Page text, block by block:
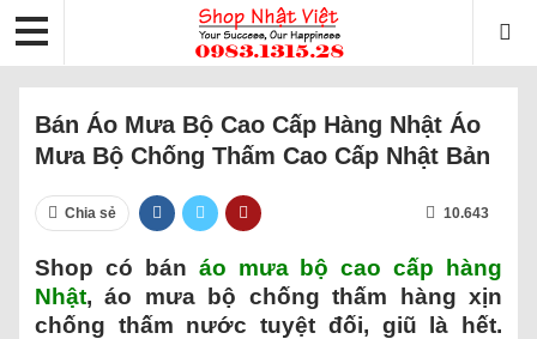
Bán Áo Mưa Bộ Cao Cấp Hàng Nhật Áo
Mưa Bộ Chống Thấm Cao Cấp Nhật Bản
Chia sẻ 10.643
Shop có bán áo mưa bộ cao cấp hàng
Nhật, áo mưa bộ chống thấm hàng xịn
chống thấm nước tuyệt đối, giũ là hết.